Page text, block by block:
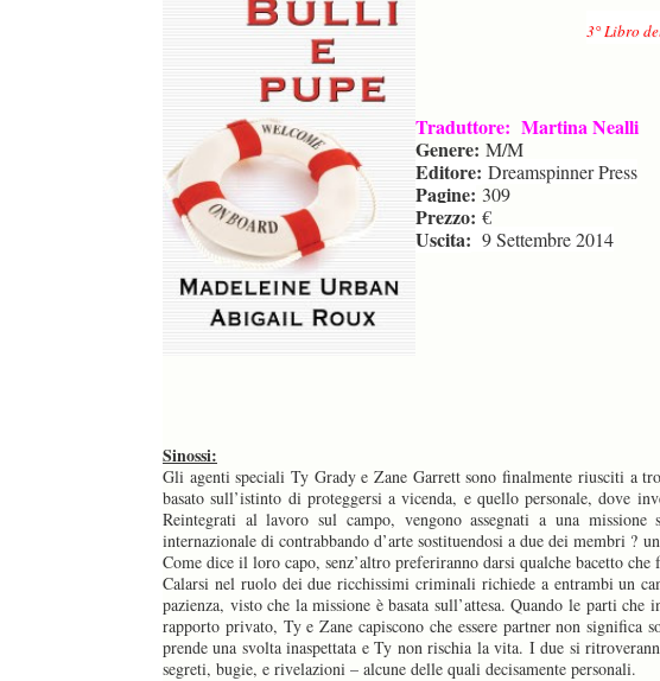
3° Libro
Traduttore: Martina Nealli
Genere: M/M
Editore: Dreamspinner Press
Pagine: 309
Prezzo: €
Uscita: 9 Settembre 2014
Sinossi:
Gli agenti speciali Ty Grady e Zane Garrett sono finalmente riusciti a
basato sull’istinto di proteggersi a vicenda, e quello personale, dove
Reintegrati al lavoro sul campo, vengono assegnati a una
internazionale di contrabbando d’arte sostituendosi a due dei membri ?
Come dice il loro capo, senz’altro preferiranno darsi qualche bacetto che
Calarsi nel ruolo dei due ricchissimi criminali richiede a entrambi un
pazienza, visto che la missione è basata sull’attesa. Quando le parti
rapporto privato, Ty e Zane capiscono che essere partner non significa
prende una svolta inaspettata e Ty non rischia la vita. I due si
segreti, bugie, e rivelazioni – alcune delle quali decisamente personali.